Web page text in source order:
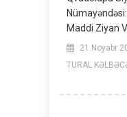
Maddi Ziyan
21 Noyabr
TURAL